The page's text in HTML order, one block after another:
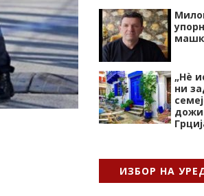
„Нѐ
ни
ИЗБОР НА